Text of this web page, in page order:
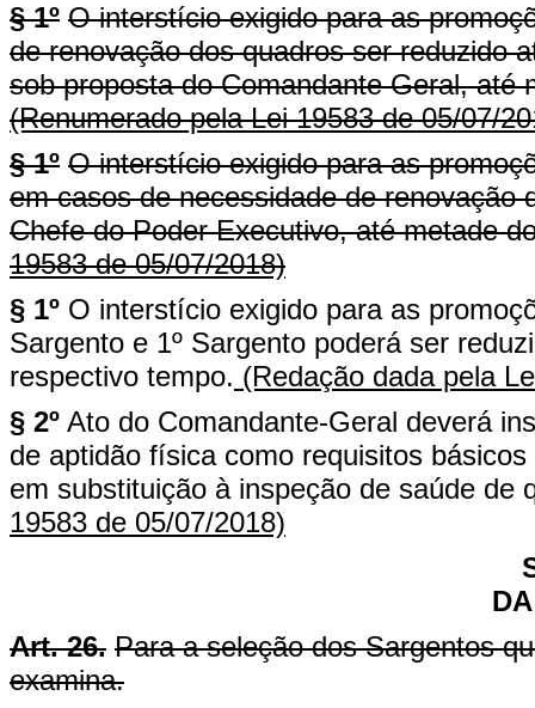
§ 1º O interstício exigido para as
de renovação dos quadros ser reduzido
sob proposta do Comandante Geral, até
(Renumerado pela Lei 19583 de 05/07/
§ 1º O interstício exigido para as
em casos de necessidade de renovação
Chefe do Poder Executivo, até metade
19583 de 05/07/2018)
§ 1º O interstício exigido para as
Sargento e 1º Sargento poderá ser
respectivo tempo. (Redação dada pela
§ 2º Ato do Comandante-Geral deverá
de aptidão física como requisitos
em substituição à inspeção de saúde de
19583 de 05/07/2018)
Art. 26. Para a seleção dos Sargentos
examina.